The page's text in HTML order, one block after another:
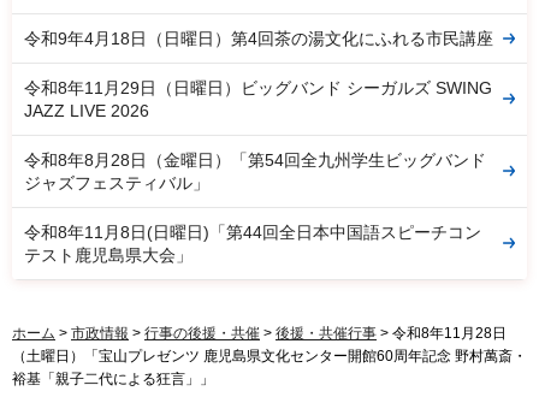
令和9年4月18日（日曜日）第4回茶の湯文化にふれる市民講座
令和8年11月29日（日曜日）ビッグバンド シーガルズ SWING
JAZZ LIVE 2026
令和8年8月28日（金曜日）「第54回全九州学生ビッグバンド
ジャズフェスティバル」
令和8年11月8日(日曜日)「第44回全日本中国語スピーチコン
テスト鹿児島県大会」
ホーム > 市政情報 > 行事の後援・共催 > 後援・共催行事 > 令和8年11月28日
（土曜日）「宝山プレゼンツ 鹿児島県文化センター開館60周年記念 野村萬斎・
裕基「親子二代による狂言」」